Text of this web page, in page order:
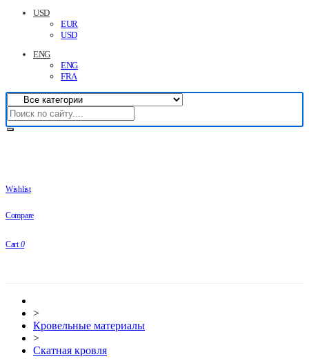
USD
EUR
USD
ENG
ENG
FRA
Wishlist
Compare
Cart 0
>
Кровельные материалы
>
Скатная кровля